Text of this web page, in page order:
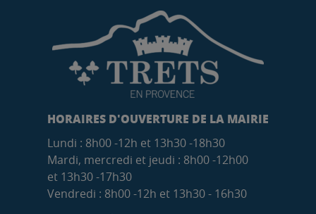
HORAIRES D'OUVERTURE DE LA MAIRIE
Lundi : 8h00 -12h et 13h30 -18h30
Mardi, mercredi et jeudi : 8h00 -12h00
et 13h30 -17h30
Vendredi : 8h00 -12h et 13h30 - 16h30